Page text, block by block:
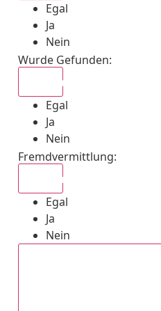
Egal
Ja
Nein
Wurde Gefunden:
Egal
Ja
Nein
Fremdvermittlung:
Egal
Ja
Nein